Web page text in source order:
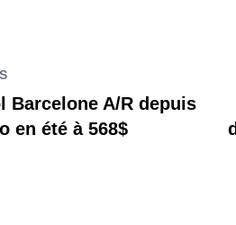
A/R depuis
en été à 568$